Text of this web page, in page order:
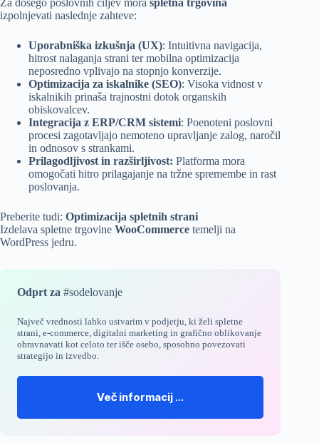
Za dosego poslovnih ciljev mora spletna trgovina
izpolnjevati naslednje zahteve:
Uporabniška izkušnja (UX): Intuitivna navigacija,
hitrost nalaganja strani ter mobilna optimizacija
neposredno vplivajo na stopnjo konverzije.
Optimizacija za iskalnike (SEO): Visoka vidnost v
iskalnikih prinaša trajnostni dotok organskih
obiskovalcev.
Integracija z ERP/CRM sistemi: Poenoteni poslovni
procesi zagotavljajo nemoteno upravljanje zalog, naročil
in odnosov s strankami.
Prilagodljivost in razširljivost: Platforma mora
omogočati hitro prilagajanje na tržne spremembe in rast
poslovanja.
Preberite tudi: Optimizacija spletnih strani
Izdelava spletne trgovine WooCommerce temelji na
WordPress jedru.
Odprt za #sodelovanje
Največ vrednosti lahko ustvarim v podjetju, ki želi spletne
strani, e-commerce, digitalni marketing in grafično oblikovanje
obravnavati kot celoto ter išče osebo, sposobno povezovati
strategijo in izvedbo.
Več informacij …